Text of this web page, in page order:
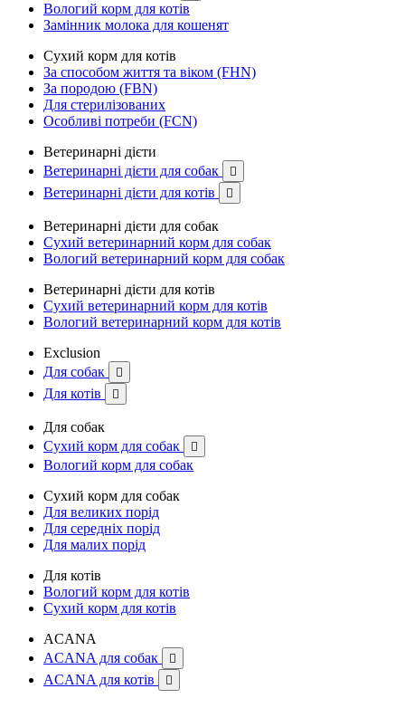
Вологий корм для котів
Замінник молока для кошенят
Сухий корм для котів
За способом життя та віком (FHN)
За породою (FBN)
Для стерилізованих
Особливі потреби (FCN)
Ветеринарні дієти
Ветеринарні дієти для собак

Ветеринарні дієти для котів 
Ветеринарні дієти для собак
Сухий ветеринарний корм для собак
Вологий ветеринарний корм для собак
Ветеринарні дієти для котів
Сухий ветеринарний корм для котів
Вологий ветеринарний корм для котів
Exclusion
Для собак

Для котів 
Для собак
Сухий корм для собак

Вологий корм для собак
Сухий корм для собак
Для великих порід
Для середніх порід
Для малих порід
Для котів
Вологий корм для котів
Сухий корм для котів
ACANA
ACANA для собак

ACANA для котів 